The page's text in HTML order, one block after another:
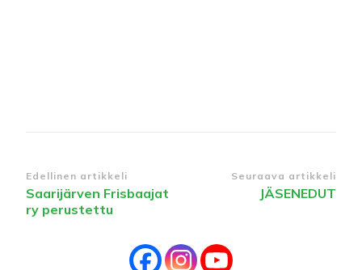
Edellinen artikkeli
Saarijärven Frisbaajat
ry perustettu
Seuraava artikkeli
JÄSENEDUT